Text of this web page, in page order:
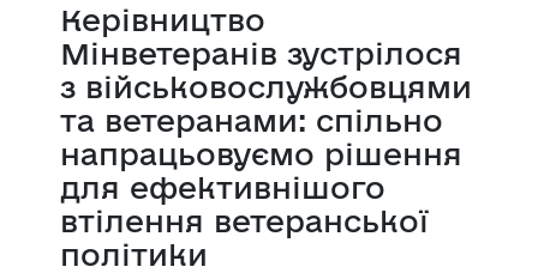
Керівництво
Мінветеранів зустрілося
з військовослужбовцями
та ветеранами: спільно
напрацьовуємо рішення
для ефективнішого
втілення ветеранської
політики